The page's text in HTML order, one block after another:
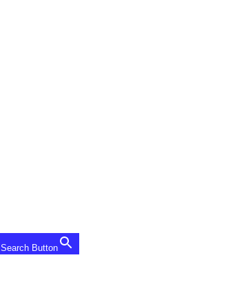
Search Button